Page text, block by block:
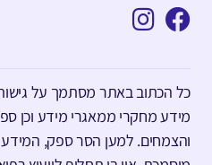
כל הכתוב באתר מסתמך על
מידע מחקרי ממאגרי מידע וכן
והצמחים. למען הסר ספק, המידע